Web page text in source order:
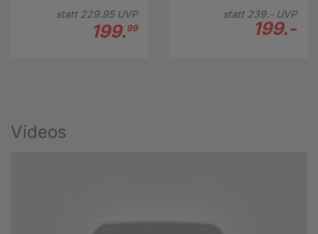
statt 229.95UVP
199.99
statt 239.-UVP
199.-
Videos